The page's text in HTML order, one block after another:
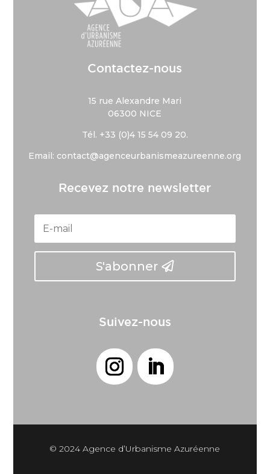
Contactez-nous
15 rue Alexandre Mari
06300 NICE
Tél. +33 (0)4 15 54 09 20.
Email: contact@agenceurbanismeazureenne.org
Recevez notre newsletter
S'abonner
Suivez-nous
© 2024 Agence d’Urbanisme Azuréenne